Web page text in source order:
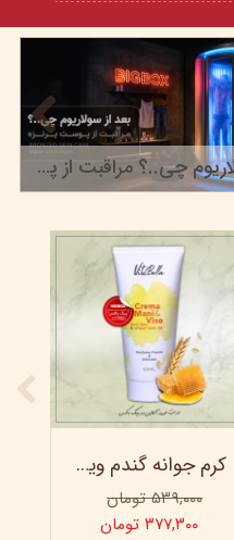
بعد از سولاریوم چی..؟ مراقبت از پوست برنزه
کرم جوانه گندم ویتابلا - تیوپی 60 میلی‌ لیتر
۵۳۹,۰۰۰ تومان
۳۷۷,۳۰۰ تومان